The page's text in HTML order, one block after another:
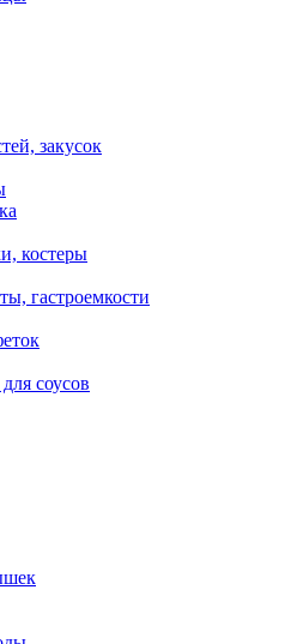
закусок
костеры
гастроемкости
соусов